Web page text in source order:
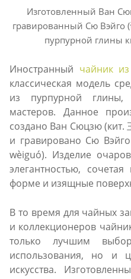
Изготовленный Ван
гравированный Сю Вэйго
пурпурной глины
Иностранный чайник
классическая модель
из пурпурной глины,
мастеров. Данное
создано Ван Сюцзю (кит.
и гравировано Сю
wèiguó). Изделие
элегантностью,
форме и изящные
В то время для чайных
и коллекционеров
только лучшим
использования, но и
искусства.